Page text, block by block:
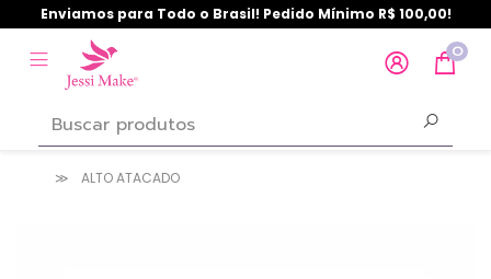
Enviamos para Todo o Brasil! Pedido Mínimo R$ 100,00!
0
ALTO ATACADO